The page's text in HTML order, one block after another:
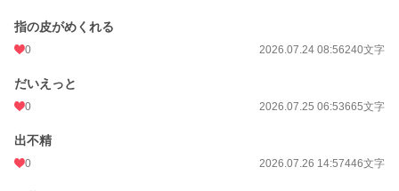
指の皮がめくれる
0 2026.07.24 08:56240文字
だいえっと
0 2026.07.25 06:53665文字
出不精
0 2026.07.26 14:57446文字